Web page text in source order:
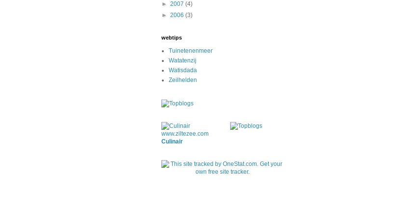
► 2007 (4)
► 2006 (3)
webtips
Tuinetenenmeer
Watatenzij
Watisdada
Zeilhelden
Culinair